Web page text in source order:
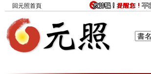
回元照首頁